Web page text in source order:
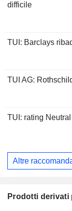
difficile
TUI: Barclays
TUI AG:
TUI: rating
Altre
Prodotti derivati